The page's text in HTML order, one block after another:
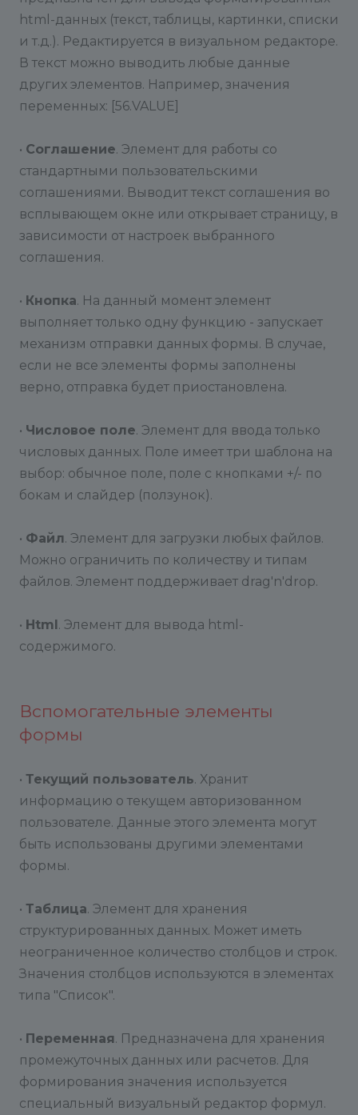
html-данных (текст, таблицы, картинки, списки
и т.д.). Редактируется в визуальном редакторе.
В текст можно выводить любые данные
других элементов. Например, значения
переменных: [56.VALUE]
• Соглашение. Элемент для работы со
стандартными пользовательскими
соглашениями. Выводит текст соглашения во
всплывающем окне или открывает страницу, в
зависимости от настроек выбранного
соглашения.
• Кнопка. На данный момент элемент
выполняет только одну функцию - запускает
механизм отправки данных формы. В случае,
если не все элементы формы заполнены
верно, отправка будет приостановлена.
• Числовое поле. Элемент для ввода только
числовых данных. Поле имеет три шаблона на
выбор: обычное поле, поле с кнопками +/- по
бокам и слайдер (ползунок).
• Файл. Элемент для загрузки любых файлов.
Можно ограничить по количеству и типам
файлов. Элемент поддерживает drag'n'drop.
• Html. Элемент для вывода html-
содержимого.
Вспомогательные элементы
формы
• Текущий пользователь. Хранит
информацию о текущем авторизованном
пользователе. Данные этого элемента могут
быть использованы другими элементами
формы.
• Таблица. Элемент для хранения
структурированных данных. Может иметь
неограниченное количество столбцов и строк.
Значения столбцов используются в элементах
типа "Список".
• Переменная. Предназначена для хранения
промежуточных данных или расчетов. Для
формирования значения используется
специальный визуальный редактор формул.